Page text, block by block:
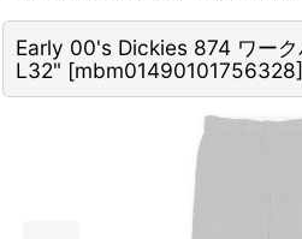
Early 00's Dickies 874 ワー
L32" [mbm01490101756328]